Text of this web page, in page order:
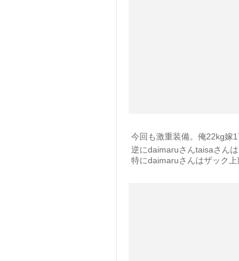
今回も激重装備。俺22kg嫁
逆にdaimaruさんtaisaさん
特にdaimaruさんはザック